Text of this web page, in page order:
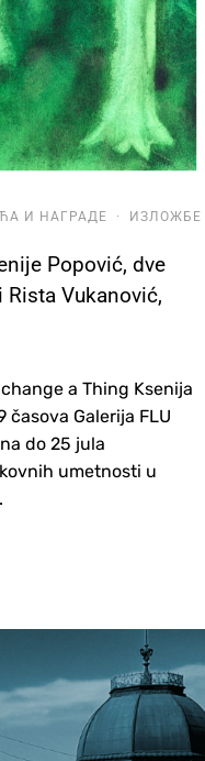
И НАГРАДЕ · ИЗЛОЖБЕ
Popović, dve
Vukanović,
a Thing Ksenija
časova Galerija FLU
do 25 jula
umetnosti u